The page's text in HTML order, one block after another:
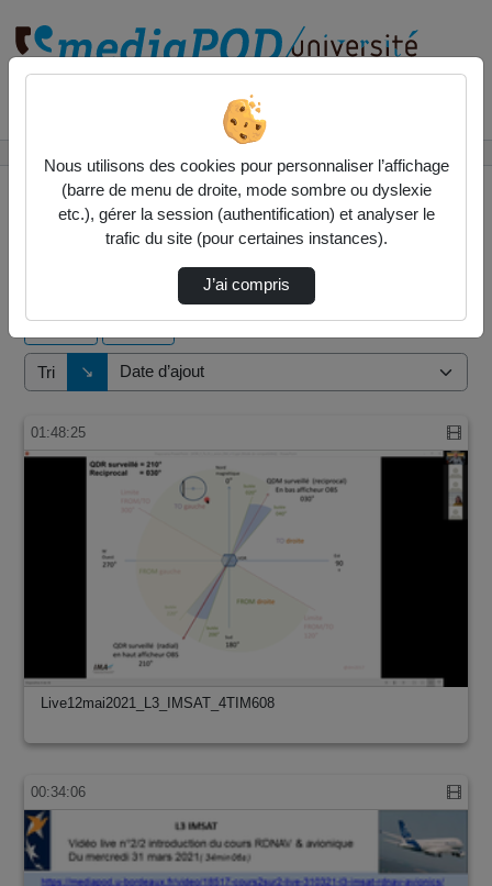
17 vidéos trouvées
Tri ↘
Direction de tri
01:48:25
Live12mai2021_L3_IMSAT_4TIM608
00:34:06
Nous utilisons des cookies pour personnaliser l’affichage
(barre de menu de droite, mode sombre ou dyslexie
etc.), gérer la session (authentification) et analyser le
trafic du site (pour certaines instances).
J’ai compris